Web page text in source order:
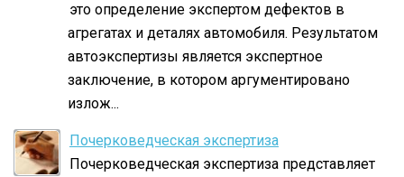
это определение экспертом дефектов в
агрегатах и деталях автомобиля. Результатом
автоэкспертизы является экспертное
заключение, в котором аргументировано
излож...
Почерковедческая экспертиза
Почерковедческая экспертиза представляет